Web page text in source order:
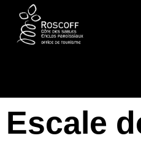
Escale
Cookies management panel